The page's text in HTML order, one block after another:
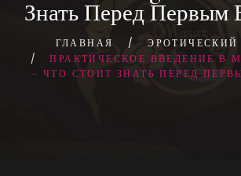
Знать Перед Первым
ГЛАВНАЯ
ПРАКТИЧЕСКОЕ ВВЕДЕНИЕ В
– ЧТО СТОИТ ЗНАТЬ ПЕРЕД